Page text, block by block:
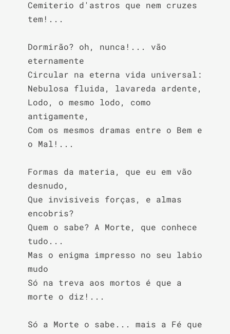
Cemiterio d'astros que nem cruzes
tem!...
Dormirão? oh, nunca!... vão
eternamente
Circular na eterna vida universal:
Nebulosa fluida, lavareda ardente,
Lodo, o mesmo lodo, como
antigamente,
Com os mesmos dramas entre o Bem e
o Mal!...
Formas da materia, que eu em vão
desnudo,
Que invisiveis forças, e almas
encobris?
Quem o sabe? A Morte, que conhece
tudo...
Mas o enigma impresso no seu labio
mudo
Só na treva aos mortos é que a
morte o diz!...
Só a Morte o sabe... mais a Fé que